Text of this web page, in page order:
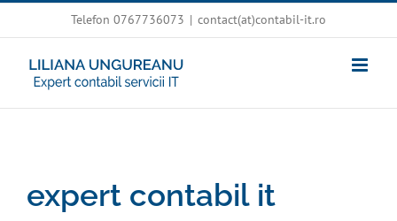
to
content
Telefon 0767736073 | contact(at)contabil-it.ro
expert contabil it